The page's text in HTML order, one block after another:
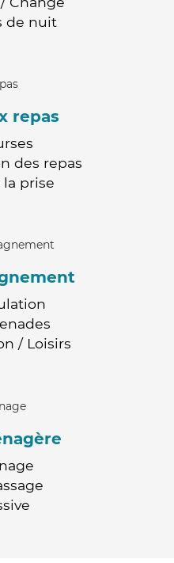
de nuit
repas
des repas
la prise
/ Loisirs